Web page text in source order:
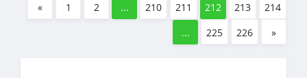
« 1 2 ... 210 211 212 213
214
...
225 226 »